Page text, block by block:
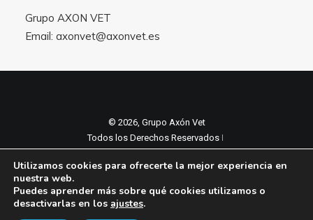
Grupo AXON VET
Email: axonvet@axonvet.es
© 2026, Grupo Axón Vet
Todos los Derechos Reservados ǀ
Política de cookies
Utilizamos cookies para ofrecerte la mejor experiencia en
nuestra web.
Puedes aprender más sobre qué cookies utilizamos o
desactivarlas en los ajustes.